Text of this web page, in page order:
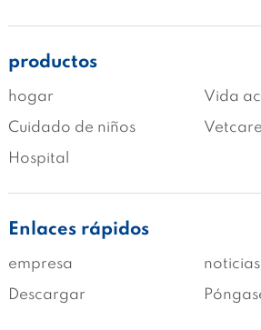
productos
hogar
Vida
Cuidado de niños
Vetcare
Hospital
Enlaces rápidos
empresa
noticias
Descargar